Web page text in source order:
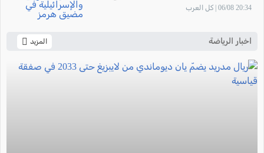
مضيق هرمز
20:34 06/08 | كل العرب
اخبار الرياضة المزيد